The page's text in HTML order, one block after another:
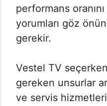
performans
yorumları göz
gerekir.
Vestel TV
gereken unsurlar
ve servis